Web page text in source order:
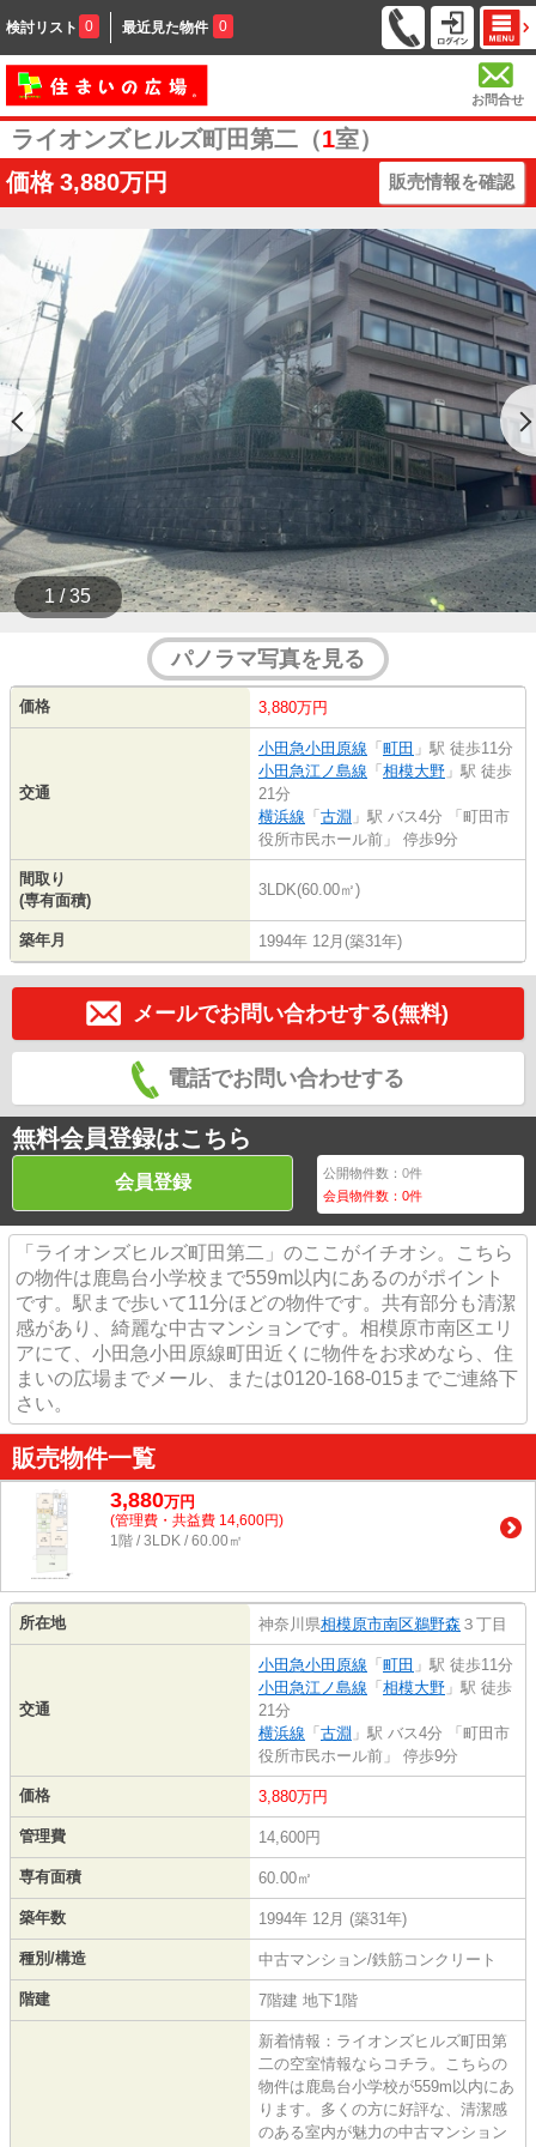
検討リスト 0 最近見た物件 0
お問合せ
ライオンズヒルズ町田第二（1室）
価格 3,880万円 販売情報を確認
1 / 35
パノラマ写真を見る
価格 3,880万円
交通
小田急小田原線 「 町田 」駅 徒歩11分
小田急江ノ島線 「 相模大野 」駅 徒歩
21分
横浜線 「 古淵 」駅 バス4分 「町田市
役所市民ホール前」 停歩9分
間取り
(専有面積)
3LDK(60.00㎡)
築年月 1994年 12月(築31年)
メールでお問い合わせする(無料)
電話でお問い合わせする
無料会員登録はこちら
会員登録 公開物件数：0件
会員物件数：0件
「ライオンズヒルズ町田第二」のここがイチオシ。こちら
の物件は鹿島台小学校まで559m以内にあるのがポイント
です。駅まで歩いて11分ほどの物件です。共有部分も清潔
感があり、綺麗な中古マンションです。相模原市南区エリ
アにて、小田急小田原線町田近くに物件をお求めなら、住
まいの広場までメール、または0120-168-015までご連絡下
さい。
販売物件一覧
3,880万円
(管理費・共益費 14,600円)
1階 / 3LDK / 60.00㎡
所在地 神奈川県相模原市南区鵜野森 ３丁目
交通
小田急小田原線 「 町田 」駅 徒歩11分
小田急江ノ島線 「 相模大野 」駅 徒歩
21分
横浜線 「 古淵 」駅 バス4分 「町田市
役所市民ホール前」 停歩9分
価格 3,880万円
管理費 14,600円
専有面積 60.00㎡
築年数 1994年 12月 (築31年)
種別/構造 中古マンション/鉄筋コンクリート
階建 7階建 地下1階
新着情報：ライオンズヒルズ町田第
二の空室情報ならコチラ。こちらの
物件は鹿島台小学校が559m以内にあ
ります。多くの方に好評な、清潔感
のある室内が魅力の中古マンション